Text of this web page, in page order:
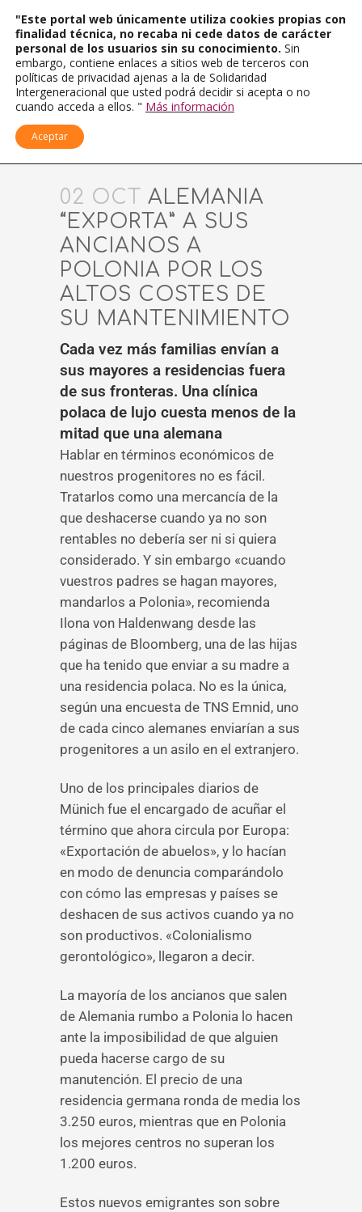
02 OCT
ALEMANIA
“EXPORTA” A SUS
ANCIANOS A
POLONIA POR LOS
ALTOS COSTES DE
SU MANTENIMIENTO
Cada vez más familias envían a
sus mayores a residencias fuera
de sus fronteras. Una clínica
polaca de lujo cuesta menos de la
mitad que una alemana
Hablar en términos económicos de
nuestros progenitores no es fácil.
Tratarlos como una mercancía de la
que deshacerse cuando ya no son
rentables no debería ser ni si quiera
considerado. Y sin embargo «cuando
vuestros padres se hagan mayores,
mandarlos a Polonia», recomienda
Ilona von Haldenwang desde las
páginas de Bloomberg, una de las hijas
que ha tenido que enviar a su madre a
una residencia polaca. No es la única,
según una encuesta de TNS Emnid, uno
de cada cinco alemanes enviarían a sus
progenitores a un asilo en el extranjero.
Uno de los principales diarios de
Münich fue el encargado de acuñar el
término que ahora circula por Europa:
«Exportación de abuelos», y lo hacían
en modo de denuncia comparándolo
con cómo las empresas y países se
deshacen de sus activos cuando ya no
son productivos. «Colonialismo
gerontológico», llegaron a decir.
La mayoría de los ancianos que salen
de Alemania rumbo a Polonia lo hacen
ante la imposibilidad de que alguien
pueda hacerse cargo de su
manutención. El precio de una
residencia germana ronda de media los
3.250 euros, mientras que en Polonia
los mejores centros no superan los
1.200 euros.
Estos nuevos emigrantes son sobre
"Este portal web únicamente utiliza cookies propias con
finalidad técnica, no recaba ni cede datos de carácter
personal de los usuarios sin su conocimiento. Sin
embargo, contiene enlaces a sitios web de terceros con
políticas de privacidad ajenas a la de Solidaridad
Intergeneracional que usted podrá decidir si acepta o no
cuando acceda a ellos. " Más información
Aceptar